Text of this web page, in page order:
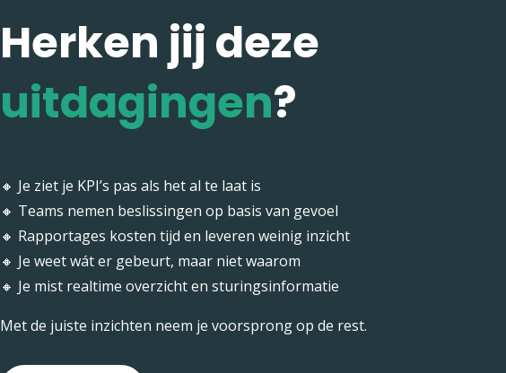
Herken jij deze
uitdagingen?
🔸 Je ziet je KPI’s pas als het al te laat is
🔸 Teams nemen beslissingen op basis van gevoel
🔸 Rapportages kosten tijd en leveren weinig inzicht
🔸 Je weet wát er gebeurt, maar niet waarom
🔸 Je mist realtime overzicht en sturingsinformatie
Met de juiste inzichten neem je voorsprong op de rest.